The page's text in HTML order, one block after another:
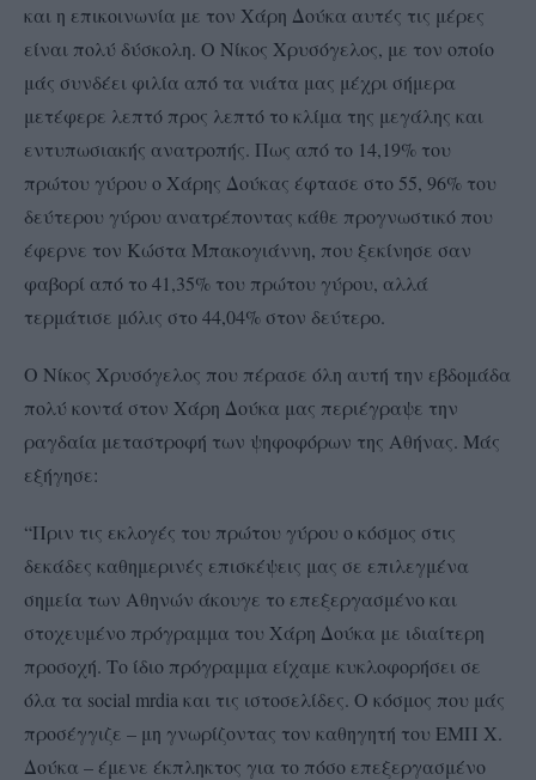
και η επικοινωνία με τον Χάρη Δούκα αυτές τις μέρες
είναι πολύ δύσκολη. Ο Νίκος Χρυσόγελος, με τον οποίο
μάς συνδέει φιλία από τα νιάτα μας μέχρι σήμερα
μετέφερε λεπτό προς λεπτό το κλίμα της μεγάλης και
εντυπωσιακής ανατροπής. Πως από το 14,19% του
πρώτου γύρου ο Χάρης Δούκας έφτασε στο 55, 96% του
δεύτερου γύρου ανατρέποντας κάθε προγνωστικό που
έφερνε τον Κώστα Μπακογιάννη, που ξεκίνησε σαν
φαβορί από το 41,35% του πρώτου γύρου, αλλά
τερμάτισε μόλις στο 44,04% στον δεύτερο.
Ο Νίκος Χρυσόγελος που πέρασε όλη αυτή την εβδομάδα
πολύ κοντά στον Χάρη Δούκα μας περιέγραψε την
ραγδαία μεταστροφή των ψηφοφόρων της Αθήνας. Μάς
εξήγησε:
“Πριν τις εκλογές του πρώτου γύρου ο κόσμος στις
δεκάδες καθημερινές επισκέψεις μας σε επιλεγμένα
σημεία των Αθηνών άκουγε το επεξεργασμένο και
στοχευμένο πρόγραμμα του Χάρη Δούκα με ιδιαίτερη
προσοχή. Το ίδιο πρόγραμμα είχαμε κυκλοφορήσει σε
όλα τα social mrdia και τις ιστοσελίδες. Ο κόσμος που μάς
προσέγγιζε – μη γνωρίζοντας τον καθηγητή του ΕΜΠ Χ.
Δούκα – έμενε έκπληκτος για το πόσο επεξεργασμένο